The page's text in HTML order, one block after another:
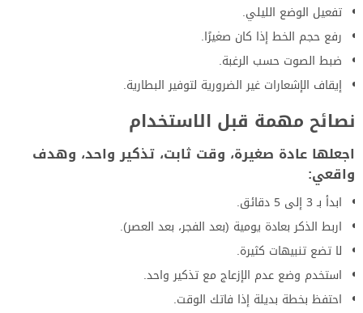
تفعيل الوضع الليلي.
رفع حجم الخط إذا كان صغيرًا.
ضبط الصوت حسب الرغبة.
إيقاف الإشعارات غير الضرورية لتوفير البطارية.
نصائح مهمة قبل الاستخدام
اجعلها عادة صغيرة، وقت ثابت، تذكير واحد، وهدف
واقعي:
ابدأ بـ 3 إلى 5 دقائق.
اربط الذكر بعادة يومية (بعد الفجر، بعد العصر).
لا تضع تنبيهات كثيرة.
استخدم وضع عدم الإزعاج مع تذكير واحد.
احتفظ بخطة بديلة إذا فاتك الوقت.